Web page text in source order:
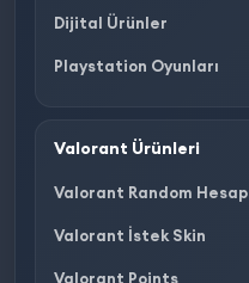
Dijital Ürünler
Playstation Oyunları
Valorant Ürünleri
Valorant Random Hesap
Valorant İstek Skin
Valorant Points